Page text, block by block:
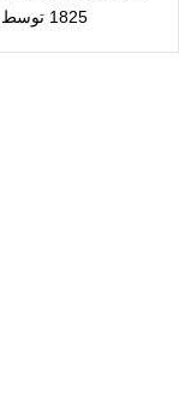
1825 توسط